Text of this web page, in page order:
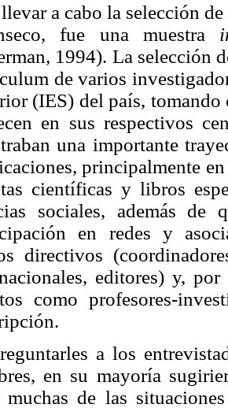
a cabo la selección
fue una muestra
1994). La selección
de varios
(IES) del país, tomando
en sus respectivos
una importante
principalmente
científicas y libros
sociales, además de
en redes y
directivos
editores) y,
como profesores-
a los
en su mayoría
muchas de las